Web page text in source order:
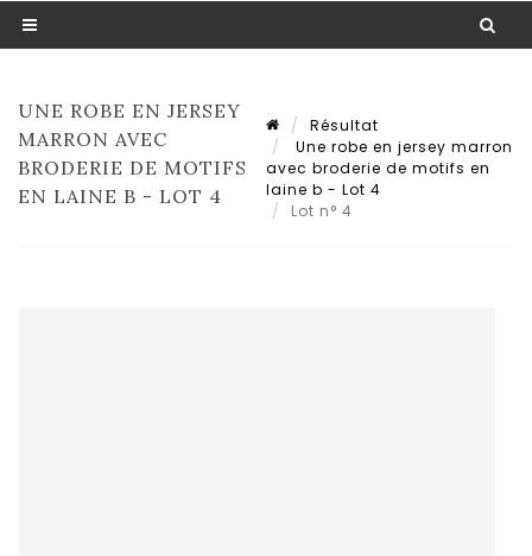
UNE ROBE EN JERSEY
MARRON AVEC
BRODERIE DE MOTIFS
EN LAINE B - LOT 4
Résultat
Une robe en jersey marron
avec broderie de motifs en
laine b - Lot 4
Lot n° 4